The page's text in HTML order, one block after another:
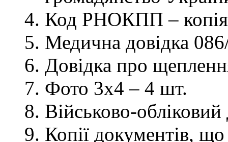
Код РНОКПП – копія
Медична довідка
Довідка про
Фото 3х4 – 4 шт.
Військово-
Копії документів,